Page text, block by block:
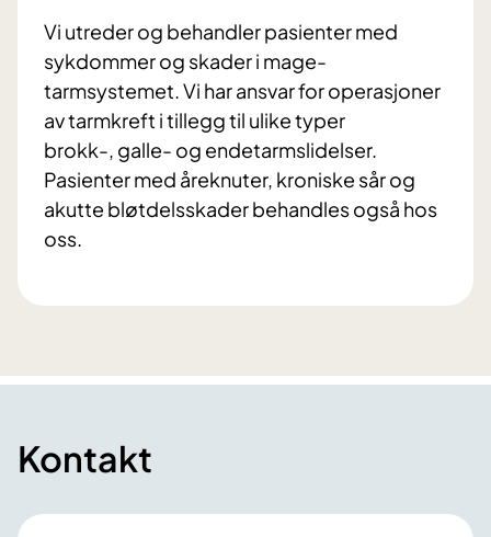
Vi utreder og behandler pasienter med
sykdommer og skader i mage-
tarmsystemet. Vi har ansvar for operasjoner
av tarmkreft i tillegg til ulike typer
brokk-, galle- og endetarmslidelser.
Pasienter med åreknuter, kroniske sår og
akutte bløtdelsskader behandles også hos
oss.
Kontakt